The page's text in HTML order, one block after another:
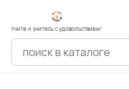
Учите и учитесь с удовольствием!